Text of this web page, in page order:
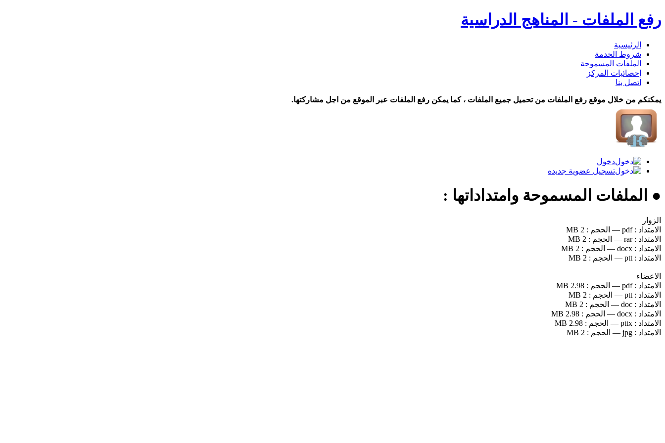
رفع الملفات - المناهج الدراسية
الرئيسية
شروط الخدمة
الملفات المسموحة
إحصائيات المركز
اتصل بنا
يمكنكم من خلال موقع رفع الملفات من تحميل جميع الملفات ، كما يمكن رفع الملفات عبر الموقع من اجل مشاركتها.
دخول
تسجيل عضوية جديده
● الملفات المسموحة وامتداداتها :
الزوار
الامتداد :pdf
— الحجم : 2 MB
الامتداد :rar
— الحجم : 2 MB
الامتداد : docx
— الحجم : 2 MB
الامتداد : ptt
— الحجم : 2 MB
الاعضاء
الامتداد :pdf
— الحجم : 2.98 MB
الامتداد : ptt
— الحجم : 2 MB
الامتداد : doc
— الحجم : 2 MB
الامتداد : docx
— الحجم : 2.98 MB
الامتداد : pttx
— الحجم : 2.98 MB
الامتداد : jpg
— الحجم : 2 MB